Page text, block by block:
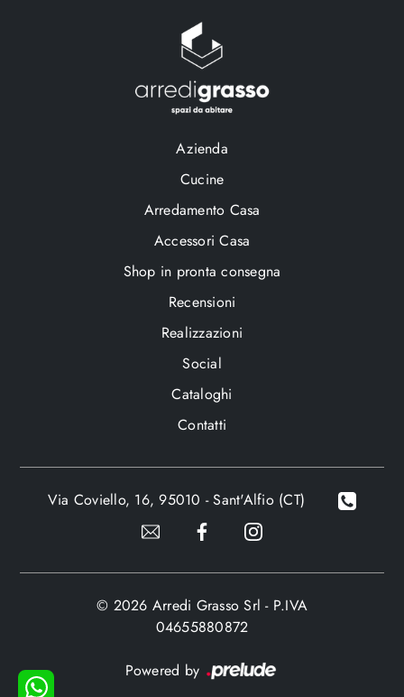
Azienda
Cucine
Arredamento Casa
Accessori Casa
Shop in pronta consegna
Recensioni
Realizzazioni
Social
Cataloghi
Contatti
Via Coviello, 16, 95010 - Sant'Alfio (CT)
© 2026 Arredi Grasso Srl - P.IVA
04655880872
Powered by